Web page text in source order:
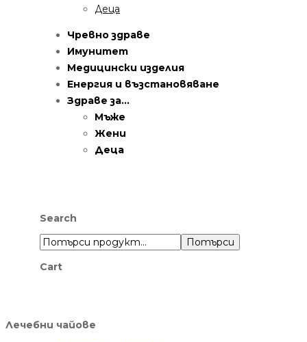
Деца
Чревно здраве
Имунитет
Медицински изделия
Енергия и възстановяване
Здраве за…
Мъже
Жени
Деца
Search
Потърси
Cart
Лечебни чайове